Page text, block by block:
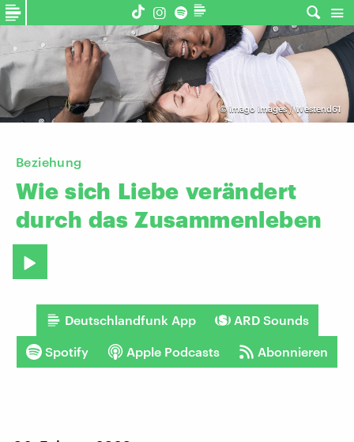
©imago images / Westend61
Beziehung
Wie sich Liebe verändert
durch das Zusammenleben
Deutschlandfunk App ARD Sounds
Spotify Apple Podcasts Abonnieren